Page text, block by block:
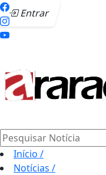
Entrar
Pesquisar Notícia
Início /
Notícias /